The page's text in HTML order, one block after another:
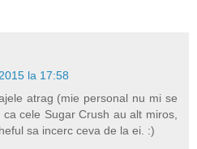
la 17:58
atrag (mie personal nu mi se
cele Sugar Crush au alt miros,
sa incerc ceva de la ei. :)